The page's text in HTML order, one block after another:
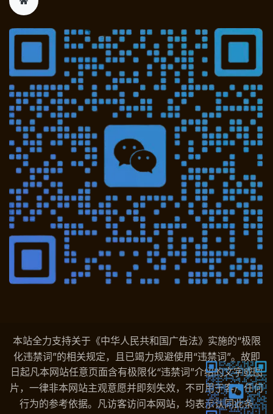
本站全力支持关于《中华人民共和国广告法》实施的“极限
化违禁词”的相关规定，且已竭力规避使用“违禁词”。故即
日起凡本网站任意页面含有极限化“违禁词”介绍的文字或图
片，一律非本网站主观意愿并即刻失效，不可用于客户任何
行为的参考依据。凡访客访问本网站，均表示认同此条